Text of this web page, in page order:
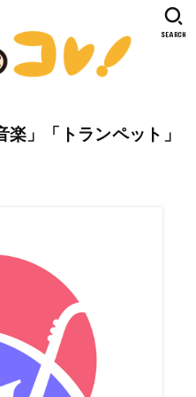
SEARCH
楽」「トランペット」